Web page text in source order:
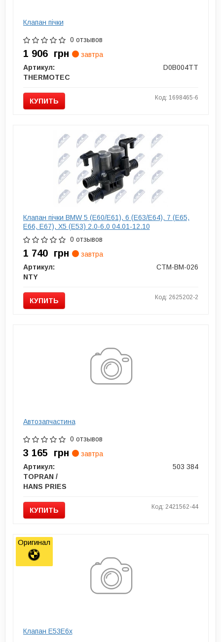
Клапан пічки
0 отзывов
1 906 грн
завтра
Артикул:
D0B004TT
THERMOTEC
КУПИТЬ Код: 1698465-6
Клапан пічки BMW 5 (E60/E61), 6 (E63/E64), 7 (E65,
E66, E67), X5 (E53) 2.0-6.0 04.01-12.10
0 отзывов
1 740 грн
завтра
Артикул:
CTM-BM-026
NTY
КУПИТЬ Код: 2625202-2
Автозапчастина
0 отзывов
3 165 грн
завтра
Артикул:
503 384
TOPRAN /
HANS PRIES
КУПИТЬ Код: 2421562-44
Клапан E53E6x
Оригинал